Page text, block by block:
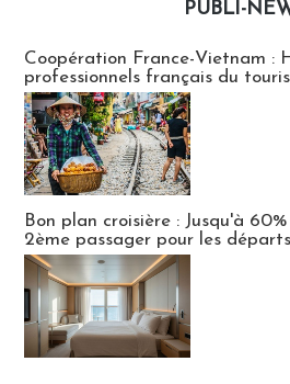
PUBLI-
Coopération France-Vietnam :
professionnels français du
Bon plan croisière : Jusqu'à
2ème passager pour les